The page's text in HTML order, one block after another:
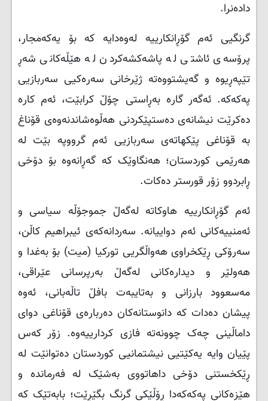
دادەنرا.
گرنگیی ئەم گۆڕانکارییە لەوەدایە کە بۆ یەکەمجار،
پرۆسەی ئاشتی لە پاشەکشەکردن لە هێڵەکانی شەڕ
تێپەڕیوە و گەیشتووەتە ژێرخانی سەرەکیی سەربازیی
پەکەکە. ئەگەر گارە بەڕاستی چۆڵ کرابێت، ئەم کارە
دەکرێت نیشانەی دەستپێکردنی هەڵوەشاندنەوەی قۆناغ
بە قۆناغی پێکهاتەی سەربازیی ئەم گرووپە بێت لە
هەرێمی کوردستان؛ هەنگاوێک کە گەڕانەوە بۆ دۆخی
ڕابردوو زۆر قورستر دەکات.
ئەم گۆڕانکارییە هاوکاتە لەگەڵ جموجۆڵە سیاسی و
ئەمنییەکانی ئەم دواییانە. سەردانەکەی ئیبراهیم کاڵن،
سەرۆکی ڕێکخراوی هەواڵگریی تورکیا (میت) بۆ بەغدا و
هەولێر و دیدارەکانی لەگەڵ بەرپرسانی عێراقی،
مەسعوود بارزانی و بەتایبەت بافڵ تاڵەبانی، ئەوە
پیشان دەدات کە دانوستانەکان دەربارەی قۆناغی دوای
داماڵینی چەک چوونەتە فازی کردارییەوە. زۆر کەس
پێیان وایە یەکێتیی نیشتمانیی کوردستان دەتوانێت لە
ڕێکخستنی دۆخی داهاتووی بەشێک لە فەرماندە و
هێزەکانی پەکەکەدا ڕۆڵێکی گرنگ بگێڕێت؛ بابەتێک کە